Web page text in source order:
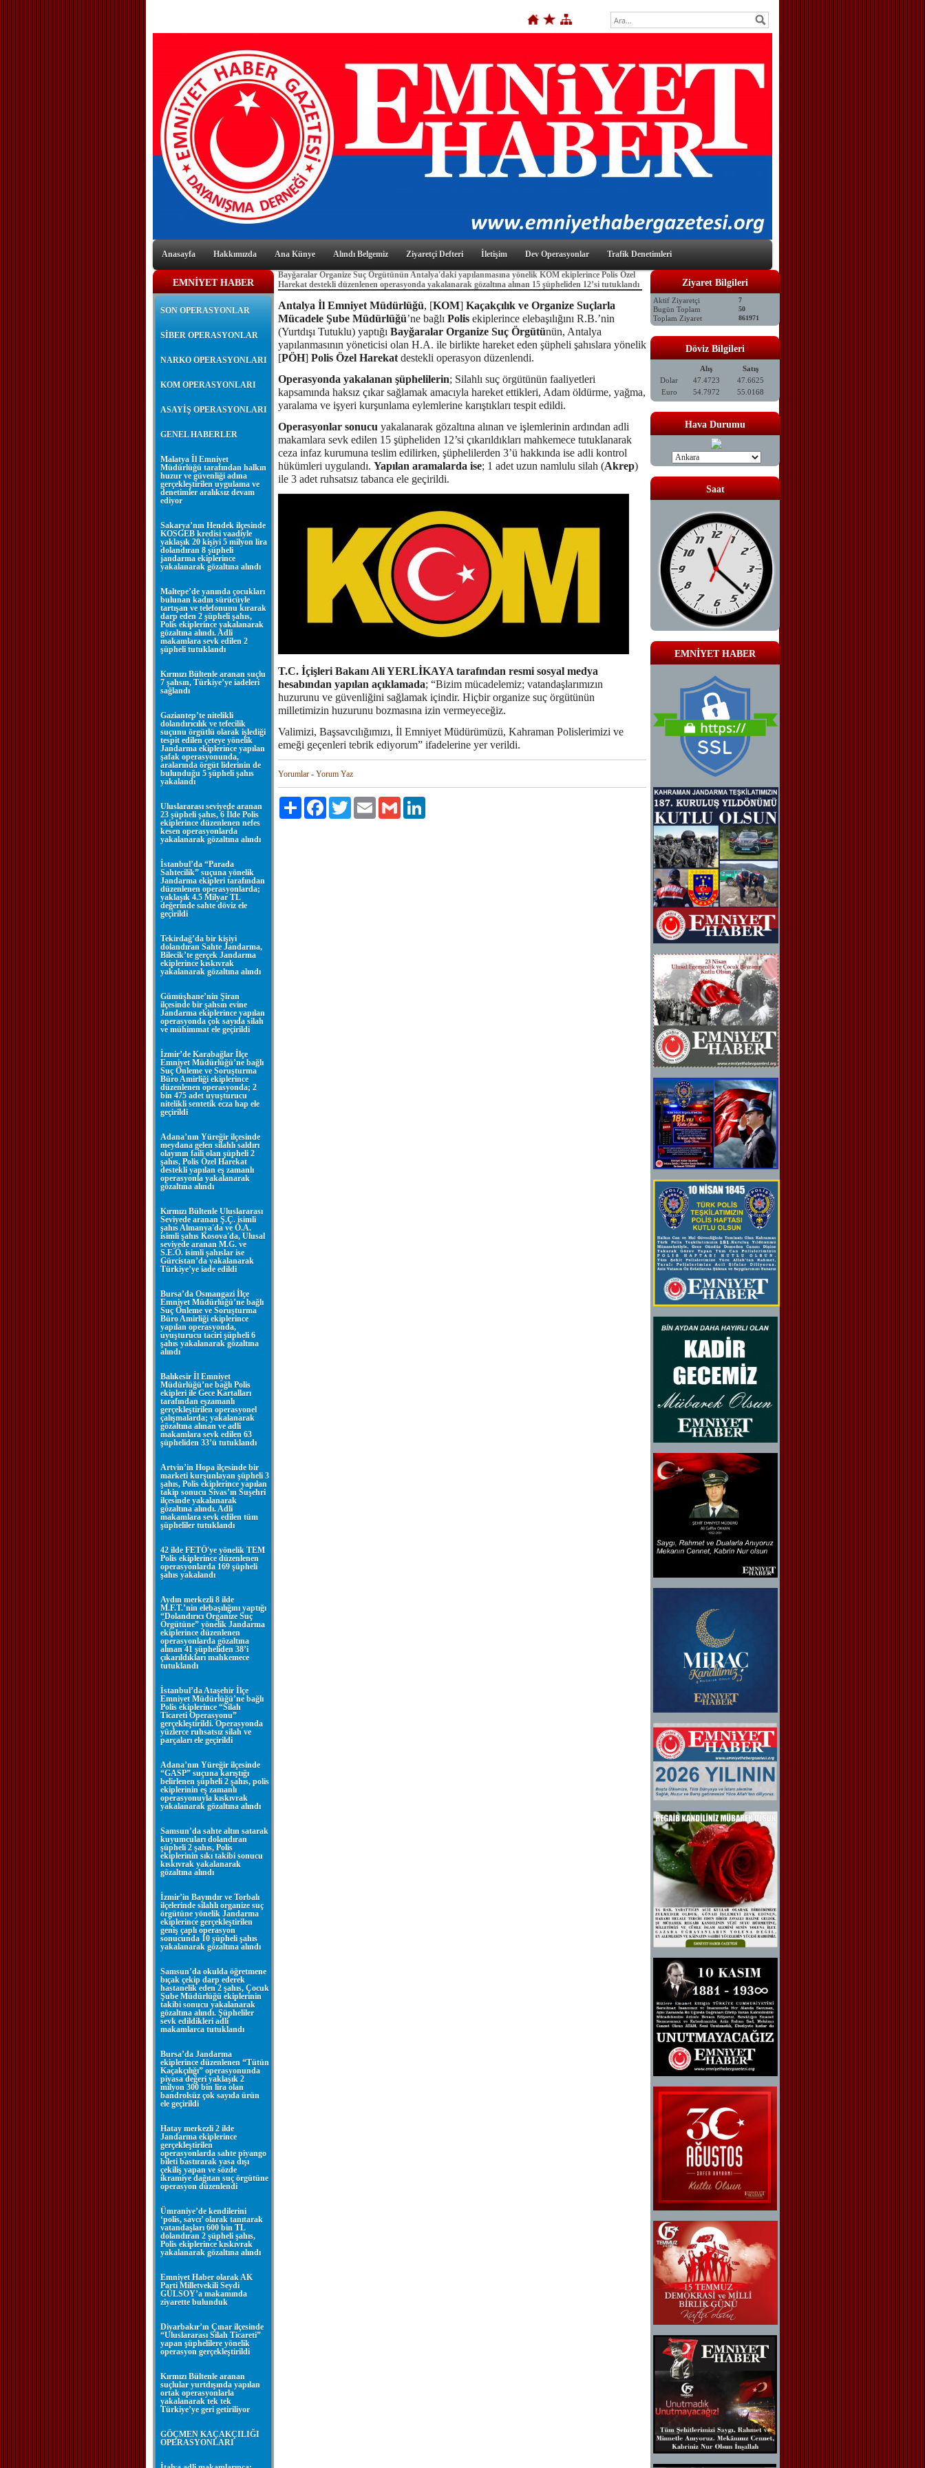
Anasayfa Hakkımızda Ana Künye Alındı Belgemiz Ziyaretçi Defteri İletişim Dev Operasyonlar Trafik Denetimleri
EMNİYET HABER
SON OPERASYONLAR
SİBER OPERASYONLAR
NARKO OPERASYONLARI
KOM OPERASYONLARI
ASAYİŞ OPERASYONLARI
GENEL HABERLER
Malatya İl Emniyet
Müdürlüğü tarafından halkın
huzur ve güvenliği adına
gerçekleştirilen uygulama ve
denetimler aralıksız devam
ediyor
Sakarya’nın Hendek ilçesinde
KOSGEB kredisi vaadiyle
yaklaşık 20 kişiyi 5 milyon lira
dolandıran 8 şüpheli
jandarma ekiplerince
yakalanarak gözaltına alındı
Maltepe’de yanında çocukları
bulunan kadın sürücüyle
tartışan ve telefonunu kırarak
darp eden 2 şüpheli şahıs,
Polis ekiplerince yakalanarak
gözaltına alındı. Adli
makamlara sevk edilen 2
şüpheli tutuklandı
Kırmızı Bültenle aranan suçlu
7 şahsın, Türkiye’ye iadeleri
sağlandı
Gaziantep’te nitelikli
dolandırıcılık ve tefecilik
suçunu örgütlü olarak işlediği
tespit edilen çeteye yönelik
Jandarma ekiplerince yapılan
şafak operasyonunda,
aralarında örgüt liderinin de
bulunduğu 5 şüpheli şahıs
yakalandı
Uluslararası seviyede aranan
23 şüpheli şahıs, 6 İlde Polis
ekiplerince düzenlenen nefes
kesen operasyonlarda
yakalanarak gözaltına alındı
İstanbul’da “Parada
Sahtecilik” suçuna yönelik
Jandarma ekipleri tarafından
düzenlenen operasyonlarda;
yaklaşık 4.5 Milyar TL
değerinde sahte döviz ele
geçirildi
Tekirdağ’da bir kişiyi
dolandıran Sahte Jandarma,
Bilecik’te gerçek Jandarma
ekiplerince kıskıvrak
yakalanarak gözaltına alındı
Gümüşhane’nin Şiran
ilçesinde bir şahsın evine
Jandarma ekiplerince yapılan
operasyonda çok sayıda silah
ve mühimmat ele geçirildi
İzmir’de Karabağlar İlçe
Emniyet Müdürlüğü’ne bağlı
Suç Önleme ve Soruşturma
Büro Amirliği ekiplerince
düzenlenen operasyonda; 2
bin 475 adet uyuşturucu
nitelikli sentetik ecza hap ele
geçirildi
Adana’nın Yüreğir ilçesinde
meydana gelen silahlı saldırı
olayının faili olan şüpheli 2
şahıs, Polis Özel Harekat
destekli yapılan eş zamanlı
operasyonla yakalanarak
gözaltına alındı
Kırmızı Bültenle Uluslararası
Seviyede aranan Ş.Ç. isimli
şahıs Almanya'da ve Ö.A.
isimli şahıs Kosova'da, Ulusal
seviyede aranan M.G. ve
S.E.Ö. isimli şahıslar ise
Gürcistan’da yakalanarak
Türkiye’ye iade edildi
Bursa’da Osmangazi İlçe
Emniyet Müdürlüğü’ne bağlı
Suç Önleme ve Soruşturma
Büro Amirliği ekiplerince
yapılan operasyonda,
uyuşturucu taciri şüpheli 6
şahıs yakalanarak gözaltına
alındı
Balıkesir İl Emniyet
Müdürlüğü’ne bağlı Polis
ekipleri ile Gece Kartalları
tarafından eşzamanlı
gerçekleştirilen operasyonel
çalışmalarda; yakalanarak
gözaltına alınan ve adli
makamlara sevk edilen 63
şüpheliden 33’ü tutuklandı
Artvin’in Hopa ilçesinde bir
marketi kurşunlayan şüpheli 3
şahıs, Polis ekiplerince yapılan
takip sonucu Sivas’ın Suşehri
ilçesinde yakalanarak
gözaltına alındı. Adli
makamlara sevk edilen tüm
şüpheliler tutuklandı
42 ilde FETÖ'ye yönelik TEM
Polis ekiplerince düzenlenen
operasyonlarda 169 şüpheli
şahıs yakalandı
Aydın merkezli 8 ilde
M.F.T.’nin elebaşılığını yaptığı
“Dolandırıcı Organize Suç
Örgütüne” yönelik Jandarma
ekiplerince düzenlenen
operasyonlarda gözaltına
alınan 41 şüpheliden 38’i
çıkarıldıkları mahkemece
tutuklandı
İstanbul’da Ataşehir İlçe
Emniyet Müdürlüğü’ne bağlı
Polis ekiplerince “Silah
Ticareti Operasyonu”
gerçekleştirildi. Operasyonda
yüzlerce ruhsatsız silah ve
parçaları ele geçirildi
Adana’nın Yüreğir ilçesinde
“GASP” suçuna karıştığı
belirlenen şüpheli 2 şahıs, polis
ekiplerinin eş zamanlı
operasyonuyla kıskıvrak
yakalanarak gözaltına alındı
Samsun’da sahte altın satarak
kuyumcuları dolandıran
şüpheli 2 şahıs, Polis
ekiplerinin sıkı takibi sonucu
kıskıvrak yakalanarak
gözaltına alındı
İzmir’in Bayındır ve Torbalı
ilçelerinde silahlı organize suç
örgütüne yönelik Jandarma
ekiplerince gerçekleştirilen
geniş çaplı operasyon
sonucunda 10 şüpheli şahıs
yakalanarak gözaltına alındı
Samsun’da okulda öğretmene
bıçak çekip darp ederek
hastanelik eden 2 şahıs, Çocuk
Şube Müdürlüğü ekiplerinin
takibi sonucu yakalanarak
gözaltına alındı. Şüpheliler
sevk edildikleri adli
makamlarca tutuklandı
Bursa’da Jandarma
ekiplerince düzenlenen “Tütün
Kaçakçılığı” operasyonunda
piyasa değeri yaklaşık 2
milyon 300 bin lira olan
bandrolsüz çok sayıda ürün
ele geçirildi
Hatay merkezli 2 ilde
Jandarma ekiplerince
gerçekleştirilen
operasyonlarda sahte piyango
bileti bastırarak yasa dışı
çekiliş yapan ve sözde
ikramiye dağıtan suç örgütüne
operasyon düzenlendi
Ümraniye’de kendilerini
‘polis, savcı’ olarak tanıtarak
vatandaşları 600 bin TL
dolandıran 2 şüpheli şahıs,
Polis ekiplerince kıskıvrak
yakalanarak gözaltına alındı
Emniyet Haber olarak AK
Parti Milletvekili Seydi
GÜLSOY’a makamında
ziyarette bulunduk
Diyarbakır’ın Çınar ilçesinde
“Uluslararası Silah Ticareti”
yapan şüphelilere yönelik
operasyon gerçekleştirildi
Kırmızı Bültenle aranan
suçlular yurtdışında yapılan
ortak operasyonlarla
yakalanarak tek tek
Türkiye’ye geri getiriliyor
GÖÇMEN KAÇAKÇILIĞI
OPERASYONLARI
Bayğaralar Organize Suç Örgütünün Antalya'daki yapılanmasına yönelik KOM ekiplerince Polis Özel
Harekat destekli düzenlenen operasyonda yakalanarak gözaltına alınan 15 şüpheliden 12’si tutuklandı
Antalya İl Emniyet Müdürlüğü, [KOM] Kaçakçılık ve Organize Suçlarla
Mücadele Şube Müdürlüğü’ne bağlı Polis ekiplerince elebaşılığını R.B.’nin
(Yurtdışı Tutuklu) yaptığı Bayğaralar Organize Suç Örgütünün, Antalya
yapılanmasının yöneticisi olan H.A. ile birlikte hareket eden şüpheli şahıslara yönelik
[PÖH] Polis Özel Harekat destekli operasyon düzenlendi.
Operasyonda yakalanan şüphelilerin; Silahlı suç örgütünün faaliyetleri
kapsamında haksız çıkar sağlamak amacıyla hareket ettikleri, Adam öldürme, yağma,
yaralama ve işyeri kurşunlama eylemlerine karıştıkları tespit edildi.
Operasyonlar sonucu yakalanarak gözaltına alınan ve işlemlerinin ardından adli
makamlara sevk edilen 15 şüpheliden 12’si çıkarıldıkları mahkemece tutuklanarak
ceza infaz kurumuna teslim edilirken, şüphelilerden 3’ü hakkında ise adli kontrol
hükümleri uygulandı. Yapılan aramalarda ise; 1 adet uzun namlulu silah (Akrep)
ile 3 adet ruhsatsız tabanca ele geçirildi.
T.C. İçişleri Bakanı Ali YERLİKAYA tarafından resmi sosyal medya
hesabından yapılan açıklamada; “Bizim mücadelemiz; vatandaşlarımızın
huzurunu ve güvenliğini sağlamak içindir. Hiçbir organize suç örgütünün
milletimizin huzurunu bozmasına izin vermeyeceğiz.
Valimizi, Başsavcılığımızı, İl Emniyet Müdürümüzü, Kahraman Polislerimizi ve
emeği geçenleri tebrik ediyorum” ifadelerine yer verildi.
Yorumlar - Yorum Yaz
Paylaş FacebookTwitter Email Gmail
Ziyaret Bilgileri
Aktif Ziyaretçi 7
Bugün Toplam 50
Toplam Ziyaret 861971
Döviz Bilgileri
Alış
Satış
Dolar
47.4723
47.6625
Euro
54.7972 55.0168
Hava Durumu
Saat
EMNİYET HABER